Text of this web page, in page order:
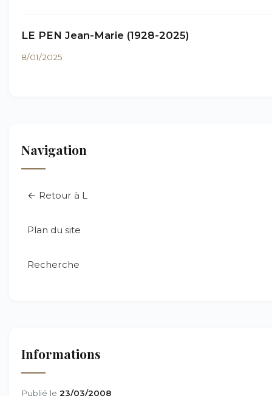
LE PEN Jean-Marie (1928-2025)
8/01/2025
Navigation
← Retour à L
Plan du site
Recherche
Informations
Publié le 23/03/2008